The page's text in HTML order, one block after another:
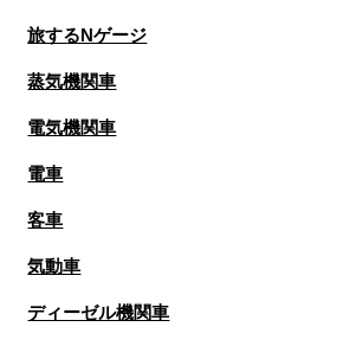
旅するNゲージ
蒸気機関車
電気機関車
電車
客車
気動車
ディーゼル機関車